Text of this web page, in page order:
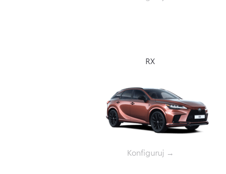
RX
Konfiguruj →